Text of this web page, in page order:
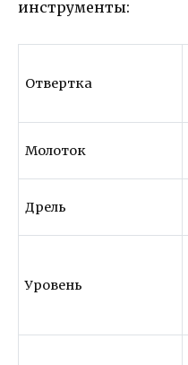
инструменты:
Отвертка
Молоток
Дрель
Уровень